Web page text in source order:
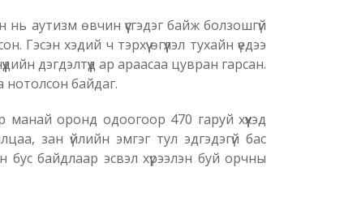
аутизм өвчин үүсгэдэг байж болзошгүй
хэдий ч тэрхүү өгүүлэл тухайн үедээ
дэгдэлтүүд ар араасаа цувран гарсан.
нотолсон байдаг.
манай оронд одоогоор 470 гаруй хүүхэд
зан үйлийн эмгэг тул эдгэдэгүй бас
байдлаар эсвэл хүрээлэн буй орчны